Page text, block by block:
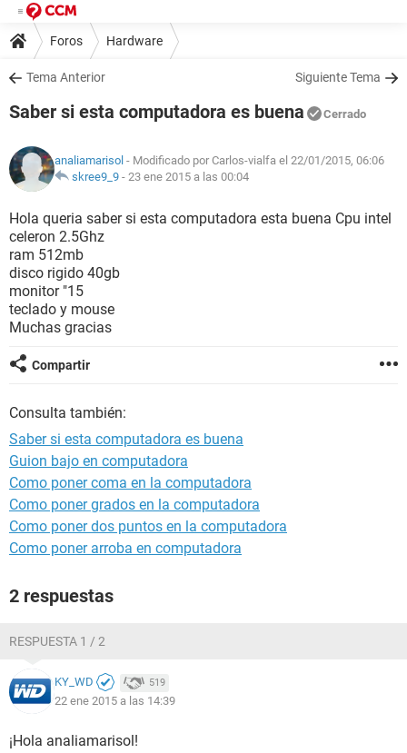
Foros Hardware
Tema Anterior Siguiente Tema
Saber si esta computadora es buena Cerrado
analiamarisol - Modificado por Carlos-vialfa el 22/01/2015, 06:06
skree9_9 - 23 ene 2015 a las 00:04
Hola queria saber si esta computadora esta buena Cpu intel
celeron 2.5Ghz
ram 512mb
disco rigido 40gb
monitor "15
teclado y mouse
Muchas gracias
Compartir
Consulta también:
Saber si esta computadora es buena
Guion bajo en computadora
Como poner coma en la computadora
Como poner grados en la computadora
Como poner dos puntos en la computadora
Como poner arroba en computadora
2 respuestas
RESPUESTA 1 / 2
KY_WD 519
22 ene 2015 a las 14:39
¡Hola analiamarisol!